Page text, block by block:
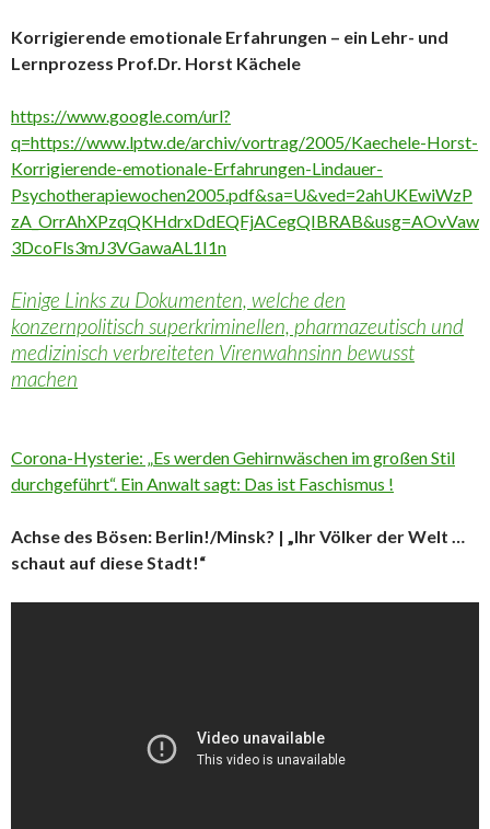
Korrigierende emotionale Erfahrungen – ein Lehr- und
Lernprozess Prof.Dr. Horst Kächele
https://www.google.com/url?
q=https://www.lptw.de/archiv/vortrag/2005/Kaechele-Horst-
Korrigierende-emotionale-Erfahrungen-Lindauer-
Psychotherapiewochen2005.pdf&sa=U&ved=2ahUKEwiWzP
zA_OrrAhXPzqQKHdrxDdEQFjACegQIBRAB&usg=AOvVaw
3DcoFls3mJ3VGawaAL1I1n
Einige Links zu Dokumenten, welche den
konzernpolitisch superkriminellen, pharmazeutisch und
medizinisch verbreiteten Virenwahnsinn bewusst
machen
Corona-Hysterie: „Es werden Gehirnwäschen im großen Stil
durchgeführt“. Ein Anwalt sagt: Das ist Faschismus !
Achse des Bösen: Berlin!/Minsk? | „Ihr Völker der Welt …
schaut auf diese Stadt!“